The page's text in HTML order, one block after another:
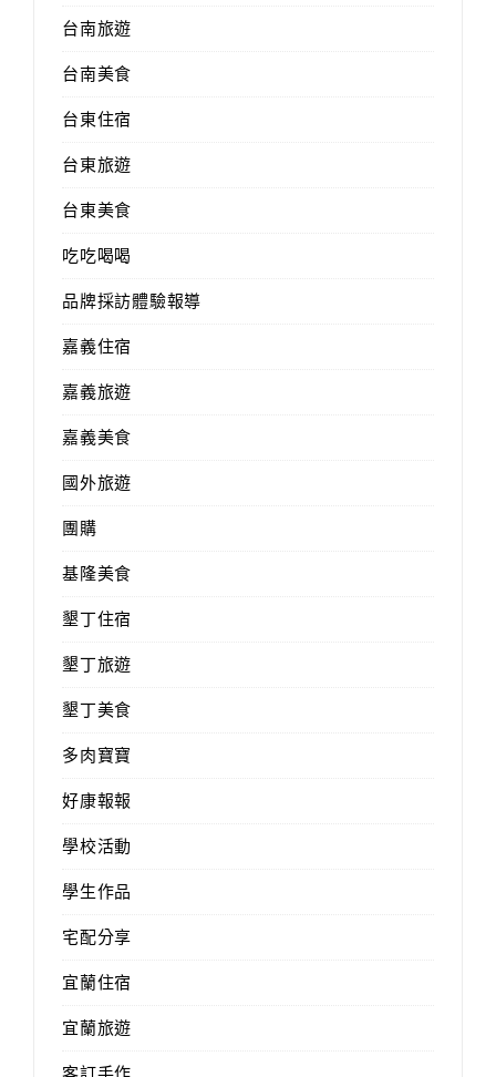
台南旅遊
台南美食
台東住宿
台東旅遊
台東美食
吃吃喝喝
品牌採訪體驗報導
嘉義住宿
嘉義旅遊
嘉義美食
國外旅遊
團購
基隆美食
墾丁住宿
墾丁旅遊
墾丁美食
多肉寶寶
好康報報
學校活動
學生作品
宅配分享
宜蘭住宿
宜蘭旅遊
客訂手作